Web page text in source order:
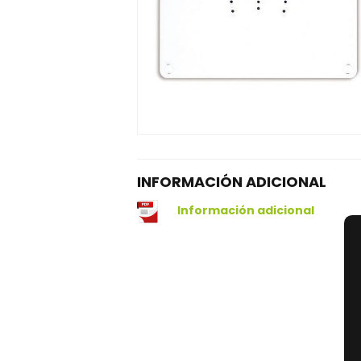
INFORMACIÓN ADICIONAL
Información adicional